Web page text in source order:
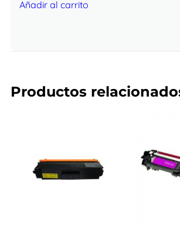
Añadir al carrito
Productos